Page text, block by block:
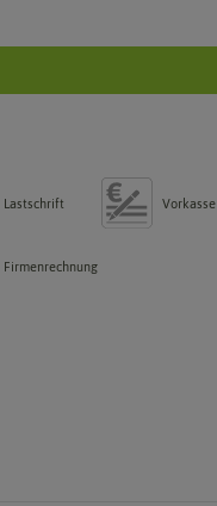
Lastschrift Vorkasse
Firmenrechnung